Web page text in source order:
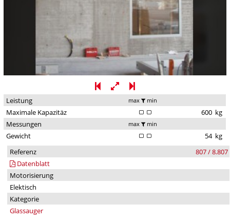
Leistung max min
Maximale Kapazitäz 600 kg
Messungen
max min
Gewicht 54 kg
Referenz
807 / 8.807
Datenblatt
Motorisierung
Elektisch
Kategorie
Glassauger